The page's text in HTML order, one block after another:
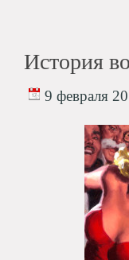
История
9 февраля